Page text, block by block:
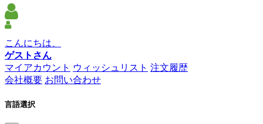
こんにちは、
ゲストさん
マイアカウント ウィッシュリスト 注文履歴
会社概要 お問い合わせ
言語選択